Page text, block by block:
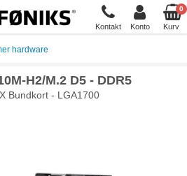
Kontakt Konto
0
Kurv
hardware
H2/M.2 D5 - DDR5
Bundkort - LGA1700